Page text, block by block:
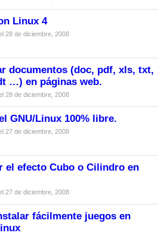
Linux 4
28 de diciembre, 2008
documentos (doc, pdf, xls, txt,
…) en páginas web.
28 de diciembre, 2008
GNU/Linux 100% libre.
27 de diciembre, 2008
el efecto Cubo o Cilindro en
27 de diciembre, 2008
fácilmente juegos en